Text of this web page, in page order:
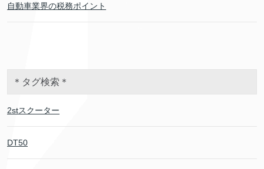
自動車業界の税務ポイント
＊タグ検索＊
2stスクーター
DT50